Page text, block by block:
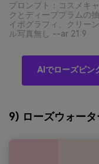
プロンプト：コスメキ
クとディーププラムの
イポグラフィ、クリー
ル写真無し --ar 21:9
AIでローズピン
9) ローズウォー